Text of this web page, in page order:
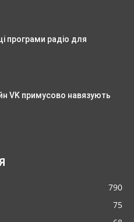
програми радіо для
VK примусово навязують
790
75